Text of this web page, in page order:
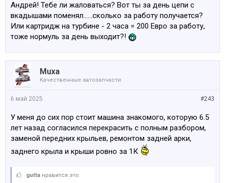
красишь машины и получаешь стабильно как
депутаты.
Другое дело что все бабки забирает себе хозяин на
которого устроился работать. И в итоге сидишь на
зарплате в 20% от заработанного хозяину.
Андрей! Тебе ли жаловаться? Вот ты за день цепи с
вкадышами поменял......сколько за работу получается?
Или картридж на турбине - 2 часа = 200 Евро за работу,
тоже нормуль за день выходит?!
Muxa
Качественные автозапчасти
#243
6 май 2025
У меня до сих пор стоит машина знакомого, которую 6.5
лет назад согласился перекрасить с полным разбором,
заменой передних крыльев, ремонтом задней арки,
заднего крыла и крыши ровно за 1К
gutta нравится это.